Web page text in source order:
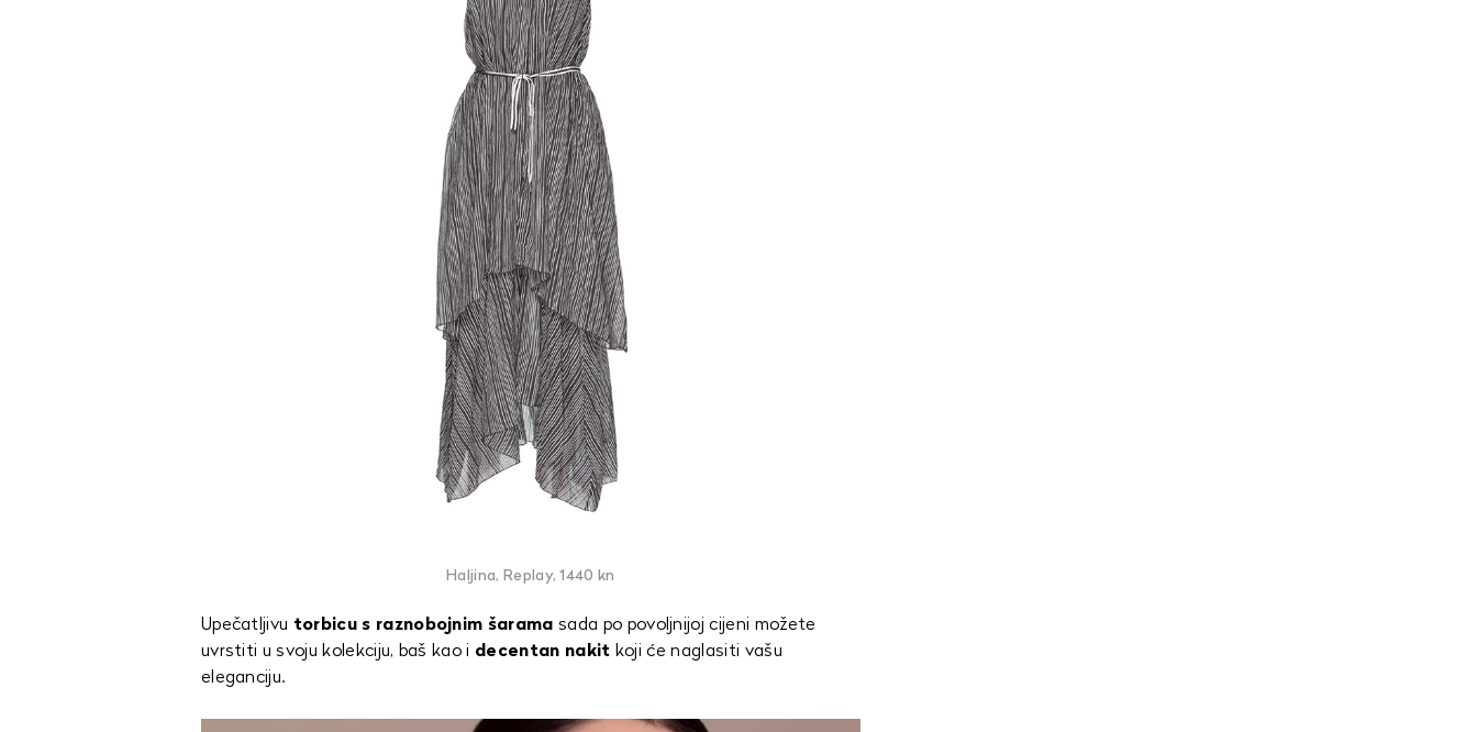
Haljina, Replay, 1440 kn
Upečatljivu torbicu s raznobojnim šarama sada po povoljnijoj cijeni možete
uvrstiti u svoju kolekciju, baš kao i decentan nakit koji će naglasiti vašu
eleganciju.